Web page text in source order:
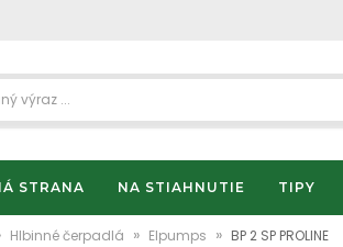
STRANA NA STIAHNUTIE TIPY
Hlbinné čerpadlá » Elpumps » BP 2 SP PROLINE